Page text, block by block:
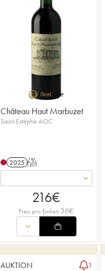
Château Haut Marbuzet
Saint-Estèphe AOC
2025 T
216€
Preis pro Einheit 36€
AUKTION 1